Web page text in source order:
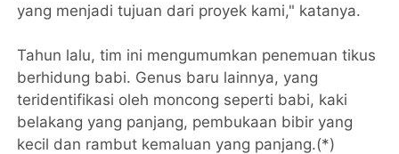
yang menjadi tujuan dari proyek kami," katanya.
Tahun lalu, tim ini mengumumkan penemuan tikus
berhidung babi. Genus baru lainnya, yang
teridentifikasi oleh moncong seperti babi, kaki
belakang yang panjang, pembukaan bibir yang
kecil dan rambut kemaluan yang panjang.(*)